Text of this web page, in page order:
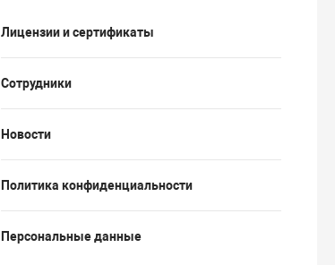
Лицензии и сертификаты
Сотрудники
Новости
Политика конфиденциальности
Персональные данные